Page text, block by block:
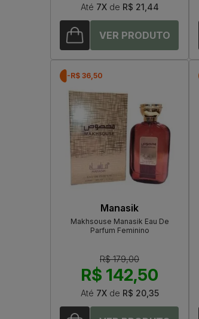
Até 7Xde R$ 21,44
-R$ 36,50
Manasik
Makhsouse Manasik Eau De
Parfum Feminino
R$ 179,00
R$ 142,50
Até 7Xde R$ 20,35